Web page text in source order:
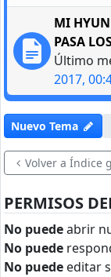
MI
PASA
Último
2017,
Nuevo Tema
Volver a Índice
PERMISOS
No puedeabrir
No puede
No puede editar